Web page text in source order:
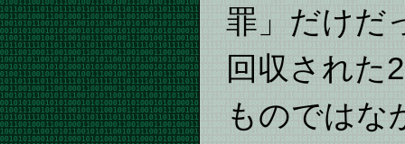
罪」だけだ
回収された
ものではな